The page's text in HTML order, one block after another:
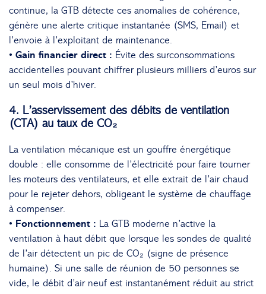
continue, la GTB détecte ces anomalies de cohérence,
génère une alerte critique instantanée (SMS, Email) et
l’envoie à l’exploitant de maintenance.
• Gain financier direct : Évite des surconsommations
accidentelles pouvant chiffrer plusieurs milliers d’euros sur
un seul mois d’hiver.
4. L’asservissement des débits de ventilation
(CTA) au taux de CO₂
La ventilation mécanique est un gouffre énergétique
double : elle consomme de l’électricité pour faire tourner
les moteurs des ventilateurs, et elle extrait de l’air chaud
pour le rejeter dehors, obligeant le système de chauffage
à compenser.
• Fonctionnement : La GTB moderne n’active la
ventilation à haut débit que lorsque les sondes de qualité
de l’air détectent un pic de CO₂ (signe de présence
humaine). Si une salle de réunion de 50 personnes se
vide, le débit d’air neuf est instantanément réduit au strict